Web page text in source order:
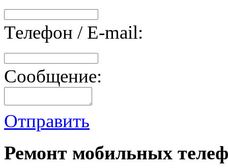
Телефон / E-mail:
Сообщение:
Отправить
Ремонт мобильных